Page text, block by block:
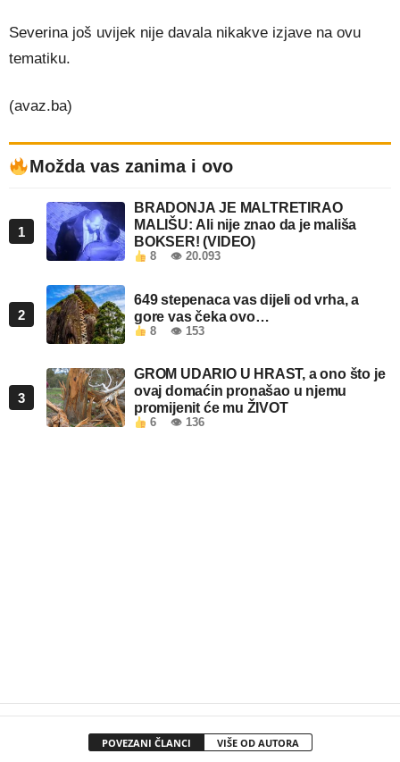
Severina još uvijek nije davala nikakve izjave na ovu
tematiku.
(avaz.ba)
Možda vas zanima i ovo
1
BRADONJA JE MALTRETIRAO
MALIŠU: Ali nije znao da je mališa
BOKSER! (VIDEO)
8 👁 20.093
2
649 stepenaca vas dijeli od vrha, a
gore vas čeka ovo…
8 👁 153
3
GROM UDARIO U HRAST, a ono što je
ovaj domaćin pronašao u njemu
promijenit će mu ŽIVOT
6 👁 136
POVEZANI ČLANCI VIŠE OD AUTORA